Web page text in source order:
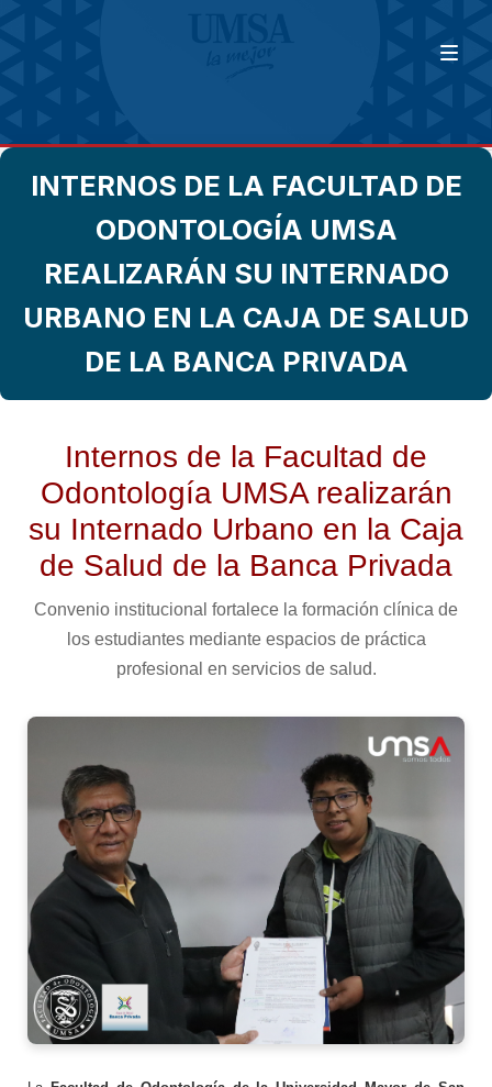
INTERNOS DE LA FACULTAD DE
ODONTOLOGÍA UMSA
REALIZARÁN SU INTERNADO
URBANO EN LA CAJA DE SALUD
DE LA BANCA PRIVADA
Internos de la Facultad de
Odontología UMSA realizarán
su Internado Urbano en la Caja
de Salud de la Banca Privada
Convenio institucional fortalece la formación clínica de
los estudiantes mediante espacios de práctica
profesional en servicios de salud.